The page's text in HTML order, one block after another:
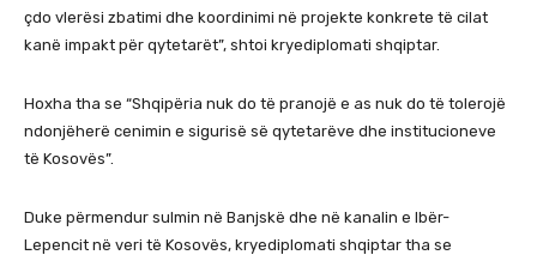
çdo vlerësi zbatimi dhe koordinimi në projekte konkrete të cilat
kanë impakt për qytetarët”, shtoi kryediplomati shqiptar.
Hoxha tha se “Shqipëria nuk do të pranojë e as nuk do të tolerojë
ndonjëherë cenimin e sigurisë së qytetarëve dhe institucioneve
të Kosovës”.
Duke përmendur sulmin në Banjskë dhe në kanalin e Ibër-
Lepencit në veri të Kosovës, kryediplomati shqiptar tha se